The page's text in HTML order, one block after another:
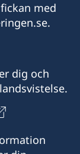
med
dig och